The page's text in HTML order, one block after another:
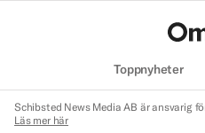
Toppnyheter
Schibsted News Media AB är ansvarig
Läs mer här